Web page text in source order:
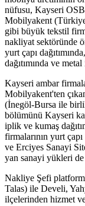
nüfusu, Kayseri
Mobilyakent
gibi büyük tekstil
nakliyat sektöründe
yurt çapı
dağıtımında ve
Kayseri ambar
Mobilyakent'ten
(İnegöl-Bursa ile
bölümünü Kayseri
iplik ve kumaş
firmalarının yurt
ve Erciyes Sanayi
yan sanayi yükleri de
Nakliye Şefi
Talas) ile Develi,
ilçelerinden hizmet